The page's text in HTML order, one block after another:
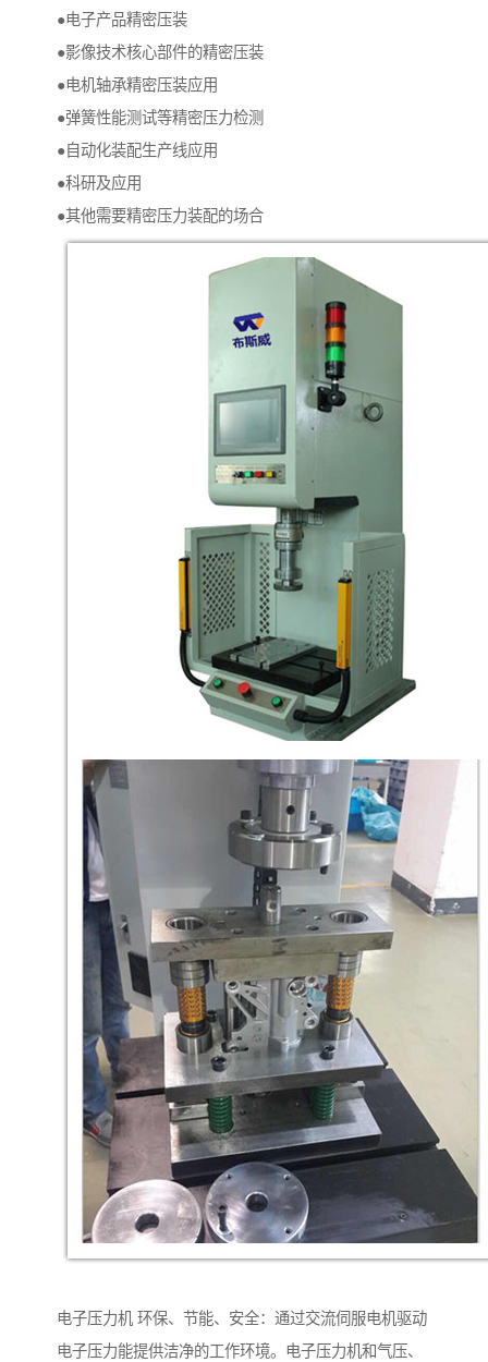
●电子产品精密压装
●影像技术核心部件的精密压装
●电机轴承精密压装应用
●弹簧性能测试等精密压力检测
●自动化装配生产线应用
●科研及应用
●其他需要精密压力装配的场合
电子压力机 环保、节能、安全：通过交流伺服电机驱动
电子压力能提供洁净的工作环境。电子压力机和气压、